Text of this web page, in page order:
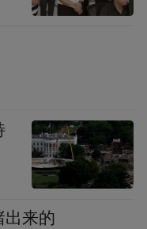
出来的